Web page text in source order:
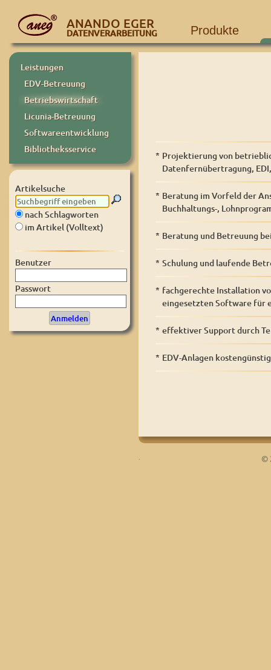
ANANDO EGER
DATENVERARBEITUNG Produkte
Leistungen
EDV-Betreuung
Betriebswirtschaft
Licunia-Betreuung
Softwareentwicklung
Bibliotheksservice
Artikelsuche
nach Schlagworten
im Artikel (Volltext)
Benutzer
Passwort
* Projektierung von
Datenfernübertragung,
* Beratung im Vorfeld der
Buchhaltungs-,
* Beratung und Betreuung
* Schulung und laufende
* fachgerechte Installation
eingesetzten Software für
* effektiver Support durch
* EDV-Anlagen
©